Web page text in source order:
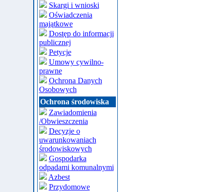
Skargi i wnioski
Oświadczenia
majątkowe
Dostęp do informacji
publicznej
Petycje
Umowy cywilno-
prawne
Ochrona Danych
Osobowych
Ochrona środowiska
Zawiadomienia
/Obwieszczenia
Decyzje o
uwarunkowaniach
środowiskowych
Gospodarka
odpadami komunalnymi
Azbest
Przydomowe